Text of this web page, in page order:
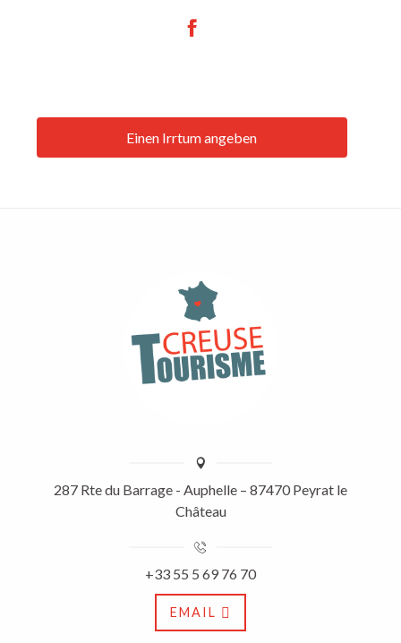
Einen Irrtum angeben
287 Rte du Barrage - Auphelle – 87470 Peyrat le
Château
+33 55 5 69 76 70
EMAIL